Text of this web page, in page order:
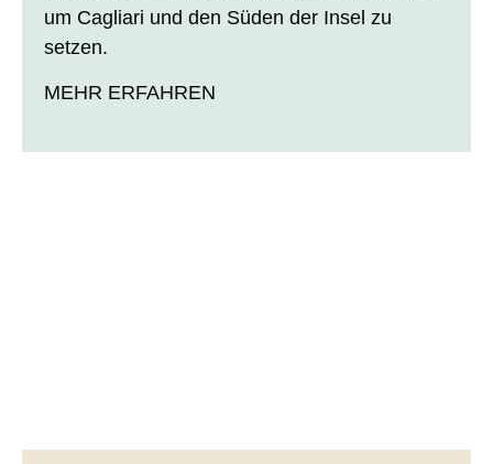
um Cagliari und den Süden der Insel zu
setzen.
MEHR ERFAHREN